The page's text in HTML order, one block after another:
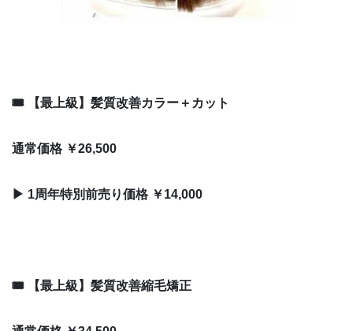
🎟 【最上級】髪質改善カラー＋カット
通常価格 ￥26,500
▶ 1周年特別前売り価格 ￥14,000
🎟 【最上級】髪質改善縮毛矯正